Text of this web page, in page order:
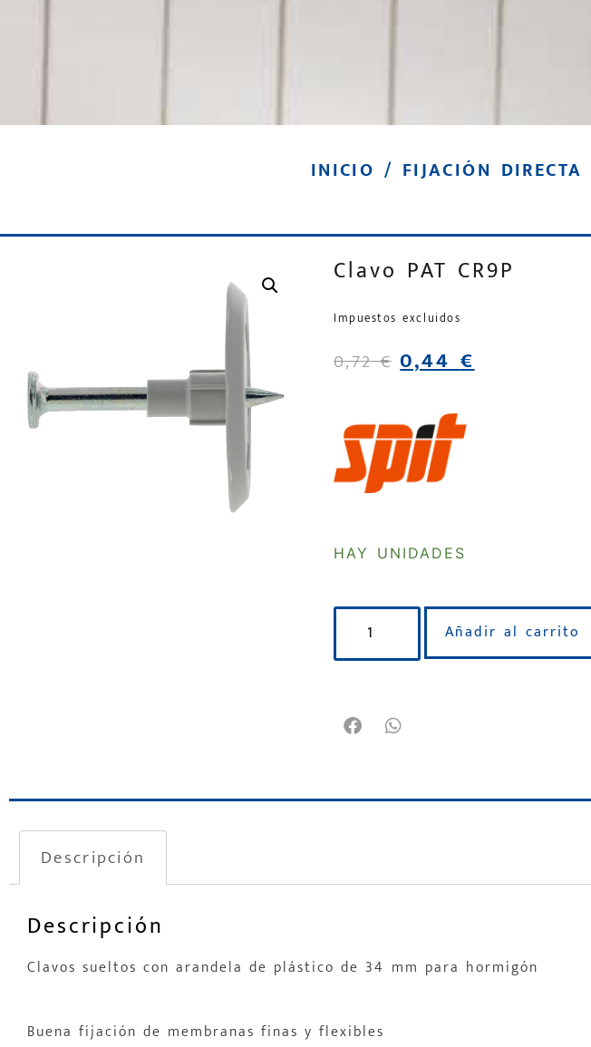
INICIO / FIJACIÓN DIRECTA
Clavo PAT CR9P
Impuestos excluidos
0,72€ 0,44€
HAY UNIDADES
Añadir al carrito
Descripción
Descripción
Clavos sueltos con arandela de plástico de 34 mm para hormigón
Buena fijación de membranas finas y flexibles